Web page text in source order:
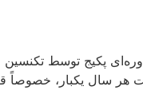
پکیج توسط
هر سال یکبار،